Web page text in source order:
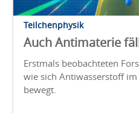
Teilchenphysik
Auch Antimaterie
Erstmals beobachteten
wie sich Antiwasserstoff
bewegt.